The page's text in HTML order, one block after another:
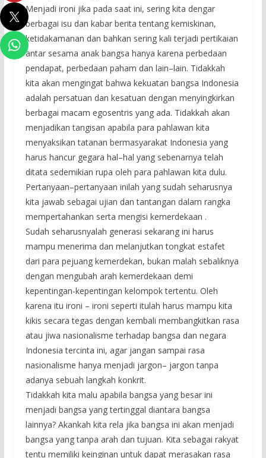
Menjadi ironi jika pada saat ini, sering kita dengar
berbagai isu dan kabar berita tentang kemiskinan,
ketidakamanan dan bahkan sering kali terjadi pertikaian
antar sesama anak bangsa hanya karena perbedaan
pendapat, perbedaan paham dan lain–lain. Tidakkah
kita akan mengingat bahwa kekuatan bangsa Indonesia
adalah persatuan dan kesatuan dengan menyingkirkan
berbagai macam egosentris yang ada. Tidakkah akan
menjadikan tangisan apabila para pahlawan kita
menyaksikan tatanan bermasyarakat Indonesia yang
harus hancur gegara hal–hal yang sebenarnya telah
ditata sedemikian rupa oleh para pahlawan kita dulu.
Pertanyaan–pertanyaan inilah yang sudah seharusnya
kita jawab sebagai ujian dan tantangan dalam rangka
mempertahankan serta mengisi kemerdekaan .
Sudah seharusnyalah generasi sekarang ini harus
mampu menerima dan melanjutkan tongkat estafet
dari para pejuang kemerdekan, bukan malah sebaliknya
dengan mengubah arah kemerdekaan demi
kepentingan-kepentingan kelompok tertentu. Oleh
karena itu ironi – ironi seperti itulah harus mampu kita
kikis secara tegas dengan kembali membangkitkan rasa
atau jiwa nasionalisme terhadap bangsa dan negara
Indonesia tercinta ini, agar jangan sampai rasa
nasionalisme hanya menjadi jargon– jargon tanpa
adanya sebuah langkah konkrit.
Tidakkah kita malu apabila bangsa yang besar ini
menjadi bangsa yang tertinggal diantara bangsa
lainnya? Akankah kita rela jika bangsa ini akan menjadi
bangsa yang tanpa arah dan tujuan. Kita sebagai rakyat
tentu memiliki keinginan untuk dapat merasakan rasa